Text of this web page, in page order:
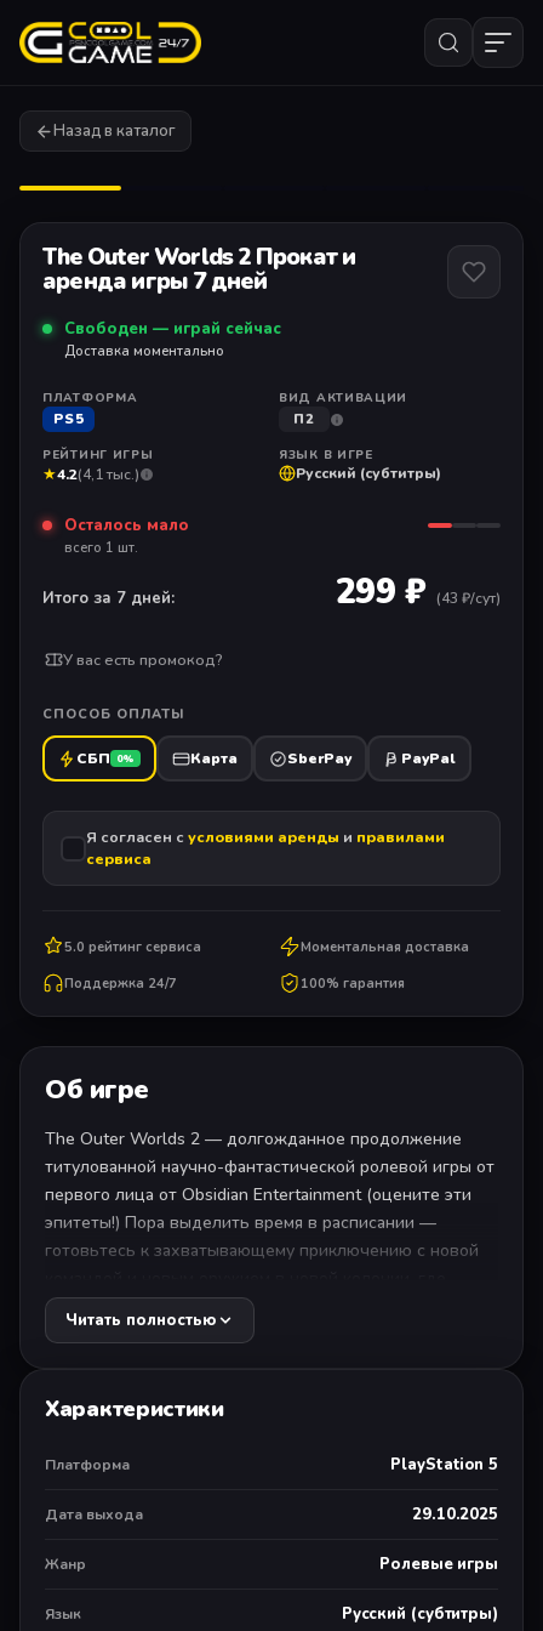
Назад в каталог
The Outer Worlds 2 Прокат и
аренда игры 7 дней
Свободен — играй сейчас
Доставка моментально
ПЛАТФОРМА
PS5
ВИД АКТИВАЦИИ
П2
РЕЙТИНГ ИГРЫ
★4.2(4,1 тыс.)
ЯЗЫК В ИГРЕ
Русский (субтитры)
Осталось мало
всего 1 шт.
Итого за 7 дней: 299 ₽ (43 ₽/сут)
У вас есть промокод?
СПОСОБ ОПЛАТЫ
СБП 0% Карта SberPay PayPal
Я согласен с условиями аренды и правилами
сервиса
5.0 рейтинг сервиса
Моментальная доставка
Поддержка 24/7
100% гарантия
Об игре
The Outer Worlds 2 — долгожданное продолжение
титулованной научно-фантастической ролевой игры от
первого лица от Obsidian Entertainment (оцените эти
эпитеты!) Пора выделить время в расписании —
готовьтесь к захватывающему приключению с новой
поджидают новые враги! Кто на новенькое?
Вы — отважный и, скорее всего, привлекательный
которые грозят полным уничтожением человечества.
технология скачкового двигателя, и теперь судьба
всей колонии — а в конечном итоге и галактики —
зависит от вас. Ваших решений, ваших сильных и
слабых сторон, вашей команды и тех, кого вы
Читать полностью
Характеристики
Платформа PlayStation 5
Дата выхода 29.10.2025
Жанр Ролевые игры
Язык Русский (субтитры)